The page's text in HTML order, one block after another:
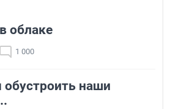
облаке
1 000
обустроить наши